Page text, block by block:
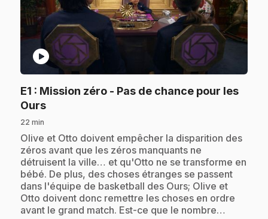
play_circle
E1 : Mission zéro - Pas de chance pour les
Ours.
22 min
.Olive et Otto doivent empêcher la disparition des
zéros avant que les zéros manquants ne
détruisent la ville… et qu'Otto ne se transforme en
bébé. De plus, des choses étranges se passent
dans l'équipe de basketball des Ours; Olive et
Otto doivent donc remettre les choses en ordre
avant le grand match. Est-ce que le nombre…